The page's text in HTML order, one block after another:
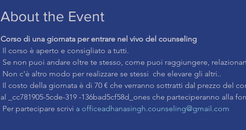
About the Event
Corso di una giornata per entrare nel vivo del counseling
Il corso è aperto e consigliato a tutti.
Se non puoi andare oltre te stesso, come puoi raggiungere,
Non c'è altro modo per realizzare se stessi  che elevare gli altri..
al _cc781905-5cde-319 -136bad5cf58d_ones che parteciperanno alla
Per partecipare scrivi a officeadhanasingh.counseling@gmail.com